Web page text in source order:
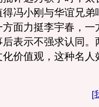
冯小刚与华谊兄弟
面力挺李宇春，一
表示不强求认同。
价值观，这种名人
[